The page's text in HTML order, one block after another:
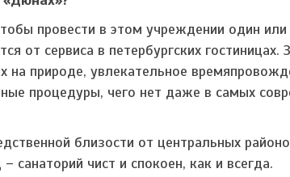
провести в этом учреждении один или
от сервиса в петербургских гостиницах.
на природе, увлекательное
процедуры, чего нет даже в самых
близости от центральных
чист и спокоен, как и всегда.